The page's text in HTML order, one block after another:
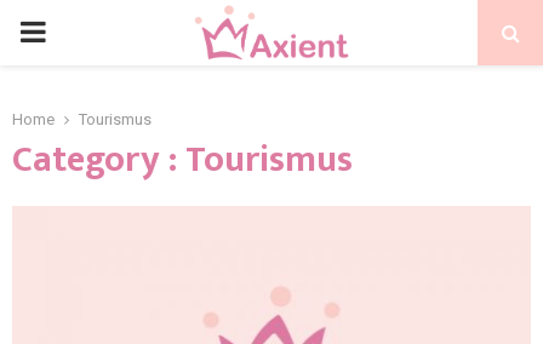
Home Tourismus
Category : Tourismus